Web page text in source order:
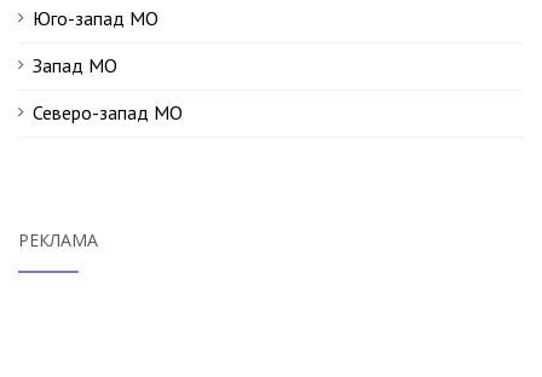
Юго-запад МО
Запад МО
Северо-запад МО
РЕКЛАМА